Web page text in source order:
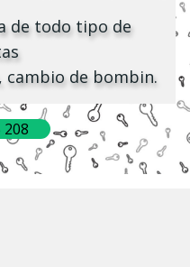
de todo tipo de
cambio de bombin.
208